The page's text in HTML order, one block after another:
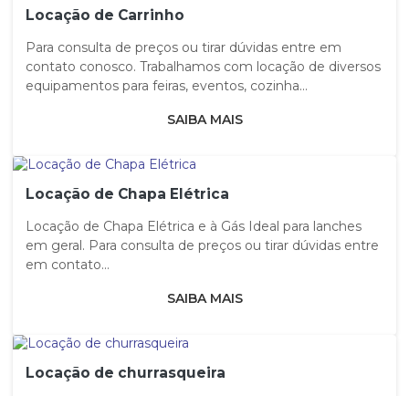
Locação de Carrinho
Para consulta de preços ou tirar dúvidas entre em
contato conosco. Trabalhamos com locação de diversos
equipamentos para feiras, eventos, cozinha...
SAIBA MAIS
Locação de Chapa Elétrica
Locação de Chapa Elétrica e à Gás Ideal para lanches
em geral. Para consulta de preços ou tirar dúvidas entre
em contato...
SAIBA MAIS
Locação de churrasqueira